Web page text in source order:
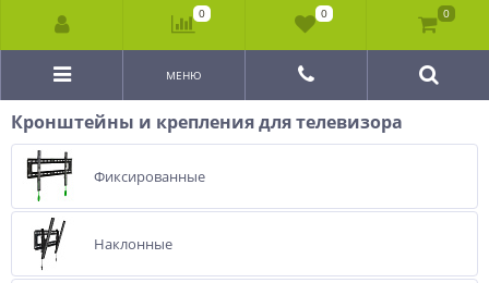
МЕНЮ
Кронштейны и крепления для телевизора
Фиксированные
Наклонные
0 0 0